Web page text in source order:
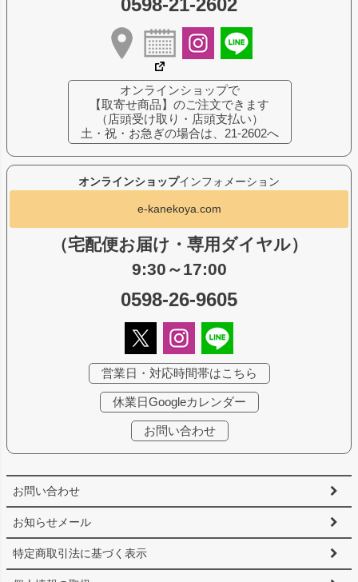
お問い合わせ
お知らせメール
特定商取引法に基づく表示
オンラインショップインフォメーション
e-kanekoya.com
（宅配便お届け・専用ダイヤル）
9:30～17:00
0598-26-9605
営業日・対応時間帯はこちら
休業日Googleカレンダー
お問い合わせ
オンラインショップで
【取寄せ商品】のご注文できます
（店頭受け取り・店頭支払い）
土・祝・お急ぎの場合は、21-2602へ